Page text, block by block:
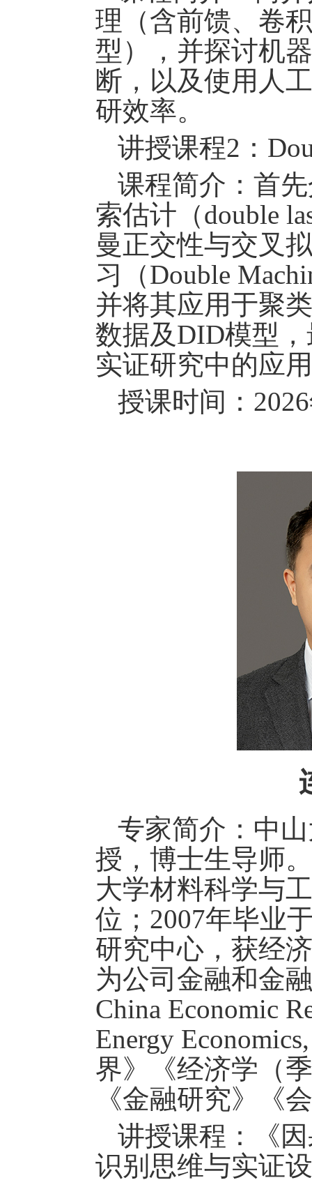
理（含前馈、卷
型），并探讨机
断，以及使用人
研效率。
讲授课程2 ：
课程简介：首
索估计（double
曼正交性与交叉
习（Double
并将其应用于聚
数据及DID模型
实证研究中的应
授课时间： 2026
专家简介： 中
授，博士生导师
大学材料科学与
位； 2007年毕业
研究中心，获经
为公司金融和金
China Economic
Energy Economics,
界》《经济学 （
《金融研究》《
讲授课程：《
识别思维与实证